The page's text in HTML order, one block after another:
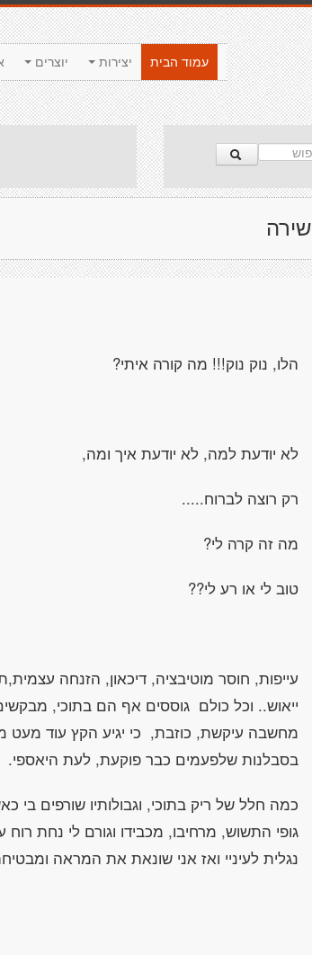
יוצרים יצירות
עמוד הבית
שירה
הלו, נוק נוק!!! מה קורה איתי?
לא יודעת למה, לא יודעת איך ומה,
רק רוצה לברוח.....
מה זה קרה לי?
טוב לי או רע לי??
עייפות, חוסר מוטיבציה, דיכאון, הזנחה
ייאוש.. וכל כולם גוססים אף הם בתוכי,
מחשבה עיקשת, כוזבת, כי יגיע הקץ עוד
בסבלנות שלפעמים כבר פוקעת, לעת היאספי.
כמה חלל של ריק בתוכי, וגבולותיו שורפים
גופי התשוש, מרחיבו, מכבידו וגורם לי נחת
נגלית לעיניי ואז אני שונאת את המראה